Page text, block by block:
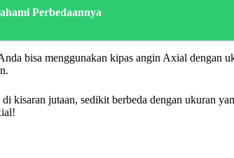
Perbedaannya
bisa menggunakan kipas angin Axial
kisaran jutaan, sedikit berbeda dengan ukuran